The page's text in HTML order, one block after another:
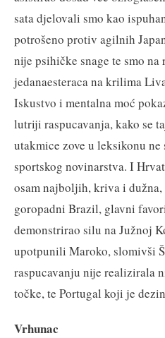
sata djelovali smo kao
potrošeno protiv agilnih
nije psihičke snage te smo na
jedanaesteraca na krilima
Iskustvo i mentalna moć
lutriji raspucavanja, kako se
utakmice zove u leksikonu
sportskog novinarstva. I
osam najboljih, kriva i dužna,
goropadni Brazil, glavni
demonstrirao silu na Južnoj
upotpunili Maroko, slomivši
raspucavanju nije realizirala
točke, te Portugal koji je
Vrhunac